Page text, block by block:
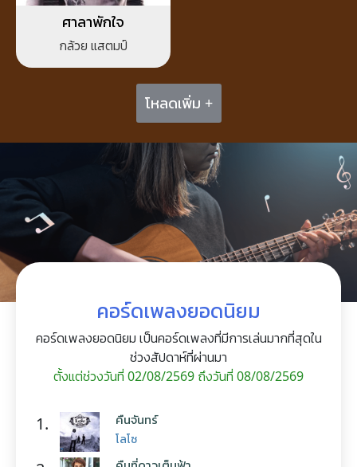
ศาลาพักใจ
กล้วย แสตมป์
โหลดเพิ่ม +
คอร์ดเพลงยอดนิยม
คอร์ดเพลงยอดนิยม เป็นคอร์ดเพลงที่มีการเล่นมากที่สุดใน
ช่วงสัปดาห์ที่ผ่านมา
ตั้งแต่ช่วงวันที่ 02/08/2569 ถึงวันที่ 08/08/2569
1. คืนจันทร์
โลโซ